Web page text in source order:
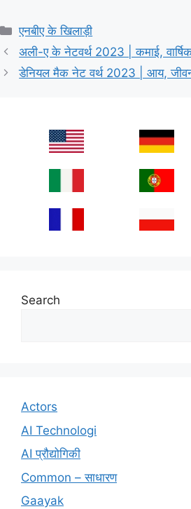
Categories
एनबीए के खिलाड़ी
अली-ए के नेटवर्थ 2023 | कमाई,
डेनियल मैक नेट वर्थ 2023 | आय,
Search
Actors
AI Technologi
AI प्रौद्योगिकी
Common – साधारण
Gaayak